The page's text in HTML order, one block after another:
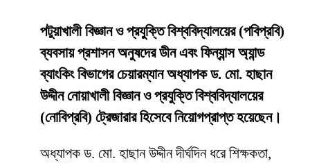
পটুয়াখালী বিজ্ঞান ও প্রযুক্তি বিশ্ববিদ্যালয়ের (পবিপ্রবি)
ব্যবসায় প্রশাসন অনুষদের ডীন এবং ফিন্যান্স অ্যান্ড
ব্যাংকিং বিভাগের চেয়ারম্যান অধ্যাপক ড. মো. হাছান
উদ্দীন নোয়াখালী বিজ্ঞান ও প্রযুক্তি বিশ্ববিদ্যালয়ের
(নোবিপ্রবি) ট্রেজারার হিসেবে নিয়োগপ্রাপ্ত হয়েছেন।
অধ্যাপক ড. মো. হাছান উদ্দীন দীর্ঘদিন ধরে শিক্ষকতা,